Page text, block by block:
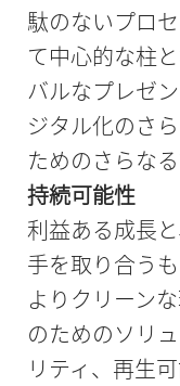
駄のないプロ
て中心的な柱
バルなプレゼ
ジタル化のさ
ためのさらな
持続可能性
利益ある成長
手を取り合う
よりクリーン
のためのソリ
リティ、再生